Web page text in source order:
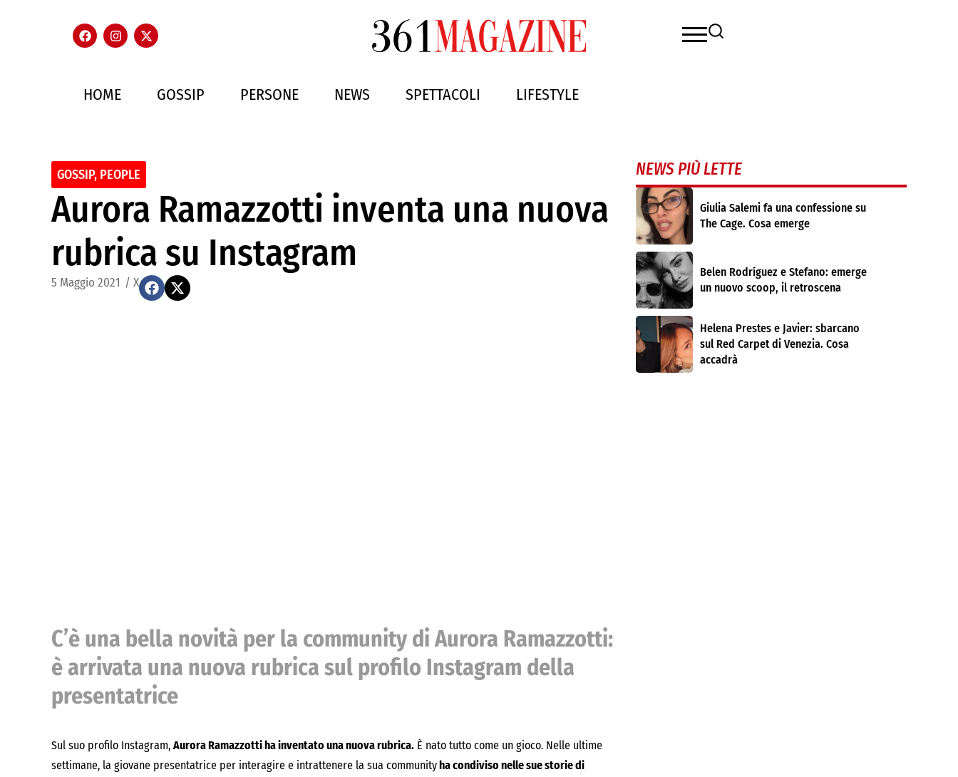
HOME GOSSIP PERSONE NEWS SPETTACOLI LIFESTYLE
GOSSIP, PEOPLE
Aurora Ramazzotti inventa una nuova
rubrica su Instagram
5 Maggio 2021 / X
C’è una bella novità per la community di Aurora Ramazzotti:
è arrivata una nuova rubrica sul profilo Instagram della
presentatrice
Sul suo profilo Instagram, Aurora Ramazzotti ha inventato una nuova rubrica. È nato tutto come un gioco. Nelle ultime
settimane, la giovane presentatrice per interagire e intrattenere la sua communityha condiviso nelle sue storie di
NEWS PIÙ LETTE
Giulia Salemi fa una confessione su
The Cage. Cosa emerge
Belen Rodríguez e Stefano: emerge
un nuovo scoop, il retroscena
Helena Prestes e Javier: sbarcano
sul Red Carpet di Venezia. Cosa
accadrà